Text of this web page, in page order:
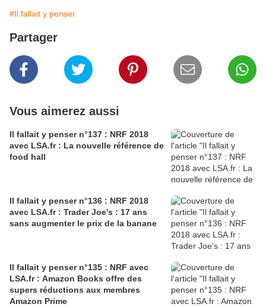
#Il fallait y penser
Partager
Vous aimerez aussi
Il fallait y penser n°137 : NRF 2018
avec LSA.fr : La nouvelle référence de
food hall
Il fallait y penser n°136 : NRF 2018
avec LSA.fr : Trader Joe's : 17 ans
sans augmenter le prix de la banane
Il fallait y penser n°135 : NRF avec
LSA.fr : Amazon Books offre des
supers réductions aux membres
Amazon Prime